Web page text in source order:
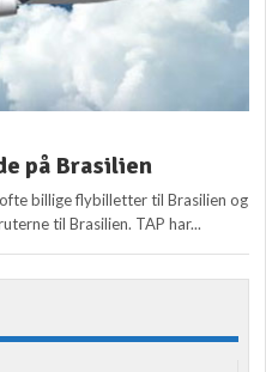
på Brasilien
billige flybilletter til Brasilien og
til Brasilien. TAP har...